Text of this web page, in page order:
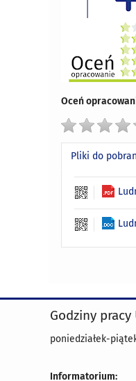
Oceń
Pliki do
Godziny pracy
poniedziałek-
Informatorium: